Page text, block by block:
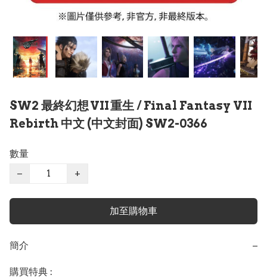
SW2 最終幻想 VII 重生 / Final Fantasy VII
Rebirth 中文 (中文封面) SW2-0366
數量
−
+
加至購物車
簡介 −
購買特典 :